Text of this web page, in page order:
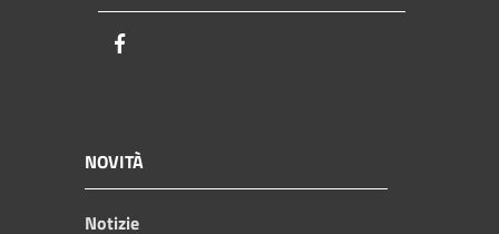
NOVITÀ
Notizie